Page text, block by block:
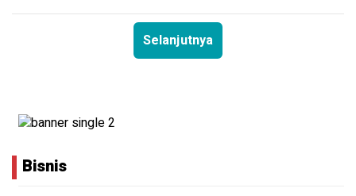
Selanjutnya
Bisnis